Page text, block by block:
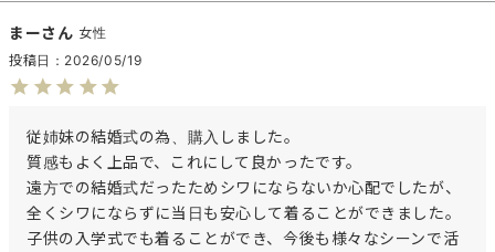
まー
女性
投稿日
2026/05/19
従姉妹の結婚式の為、購入しました。
質感もよく上品で、これにして良かったです。
遠方での結婚式だったためシワにならないか心配でしたが、
全くシワにならずに当日も安心して着ることができました。
子供の入学式でも着ることができ、今後も様々なシーンで活